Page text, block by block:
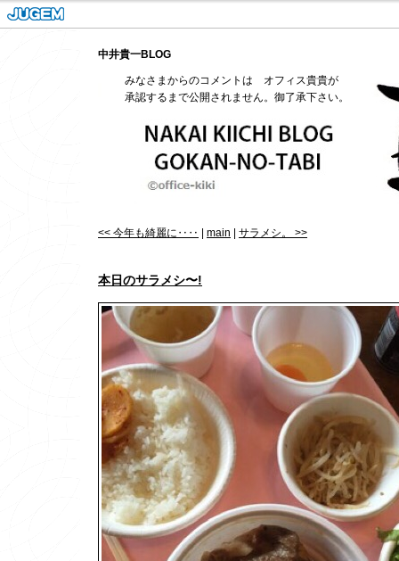
中井貴一BLOG
みなさまからのコメントは オフィス貴貴が
承認するまで公開されません。御了承下さい。
<< 今年も綺麗に‥‥ main サラメシ。 >>
本日のサラメシ〜!